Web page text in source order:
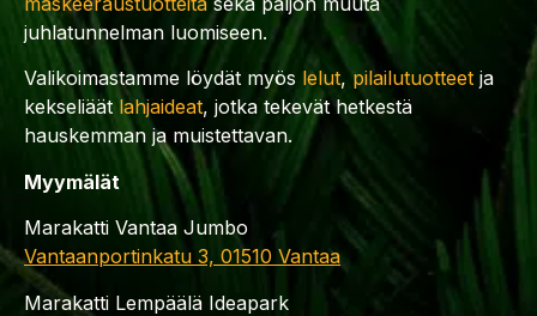
juhlatunnelman luomiseen.
Valikoimastamme löydät myös lelut,pilailutuotteet ja
kekseliäät lahjaideat, jotka tekevät hetkestä
hauskemman ja muistettavan.
Myymälät
Marakatti Vantaa Jumbo
Vantaanportinkatu 3, 01510 Vantaa
Marakatti Lempäälä Ideapark